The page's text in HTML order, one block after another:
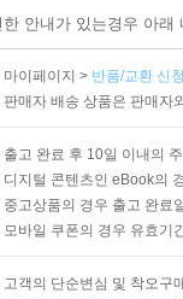
안내가 있는경우 아
마이페이지 > 반품/교환 신
판매자 배송 상품은 판매자
출고 완료 후 10일 이내의
디지털 콘텐츠인 eBook의
중고상품의 경우 출고 완료
모바일 쿠폰의 경우 유효기
고객의 단순변심 및 착오구